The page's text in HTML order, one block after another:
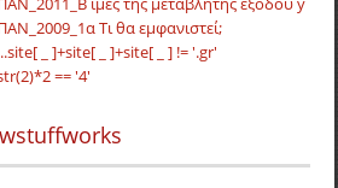
Τι θα εμφανιστεί;
_ ]+site[ _ ]+site[ _ ] != '.gr'
== '4'